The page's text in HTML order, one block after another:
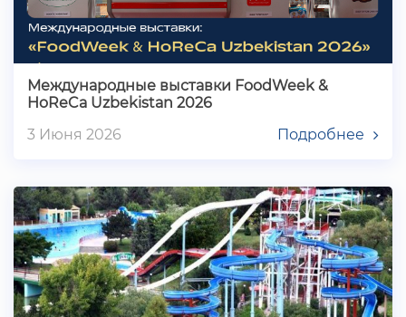
Международные выставки FoodWeek &
HoReCa Uzbekistan 2026
3 Июня 2026
Подробнее